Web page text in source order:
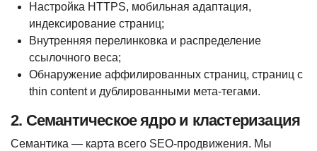
Настройка HTTPS, мобильная адаптация,
индексирование страниц;
Внутренняя перелинковка и распределение
ссылочного веса;
Обнаружение аффилированных страниц, страниц с
thin content и дублированными мета-тегами.
2. Семантическое ядро и кластеризация
Семантика — карта всего SEO-продвижения. Мы